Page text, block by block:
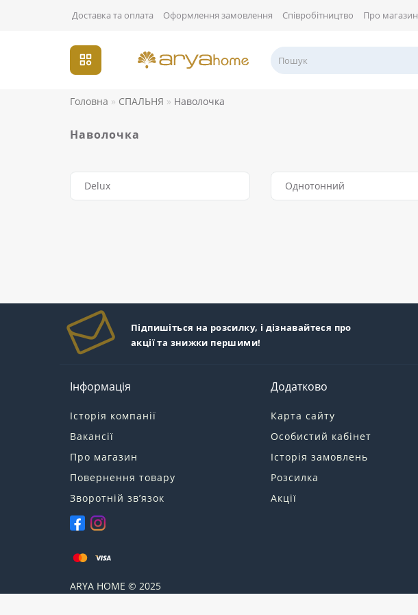
Доставка та оплата Оформлення замовлення Співробітництво Про магазин
Головна СПАЛЬНЯ Наволочка
Наволочка
Delux Однотонний
Підпишіться на розсилку, і дізнавайтеся про
акції та знижки першими!
Інформація
Історія компанії
Вакансії
Про магазин
Повернення товару
Зворотній зв’язок
Додатково
Карта сайту
Особистий кабінет
Історія замовлень
Розсилка
Акції
ARYA HOME © 2025